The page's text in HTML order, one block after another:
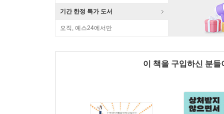
기간 한정 특가 도서
오직, 예스24에서만
이 책을 구입하신 분